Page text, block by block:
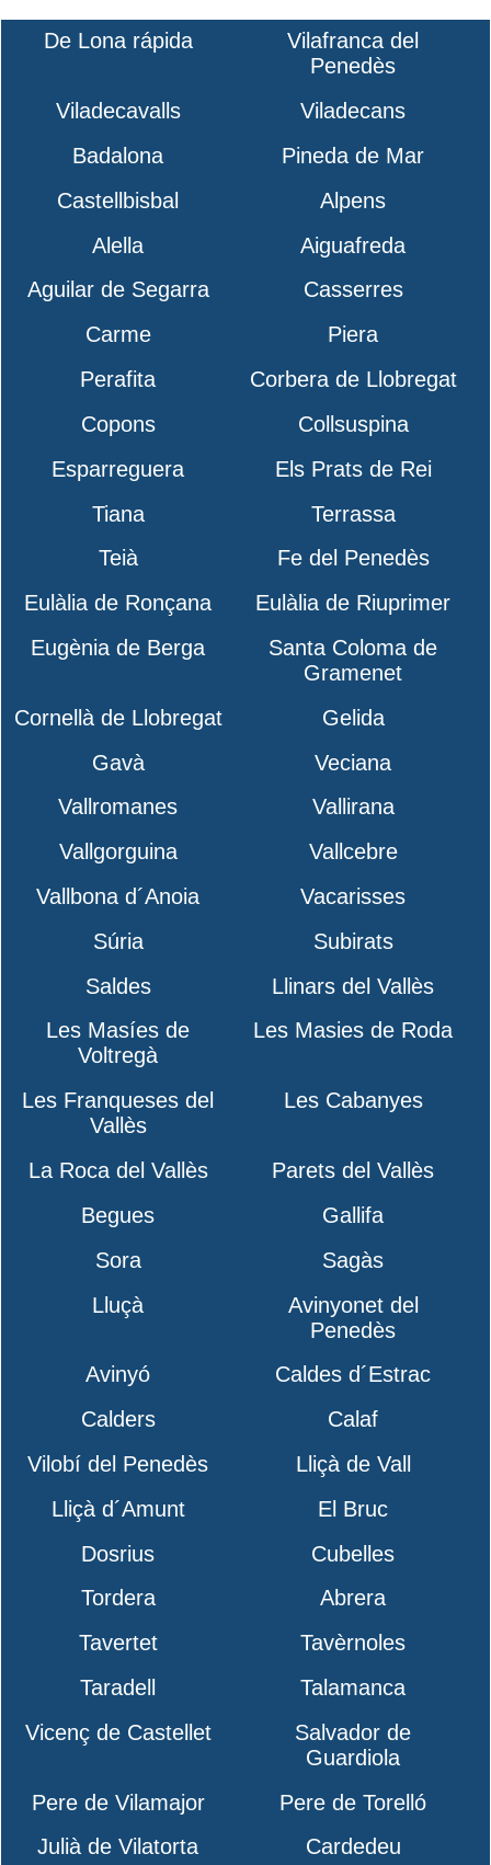
De Lona rápida
Vilafranca del
Penedès
Viladecavalls
Viladecans
Badalona
Pineda de Mar
Castellbisbal
Alpens
Alella
Aiguafreda
Aguilar de Segarra
Casserres
Carme
Piera
Perafita
Corbera de Llobregat
Copons
Collsuspina
Esparreguera
Els Prats de Rei
Tiana
Terrassa
Teià
Fe del Penedès
Eulàlia de Ronçana
Eulàlia de Riuprimer
Eugènia de Berga
Santa Coloma de
Gramenet
Cornellà de Llobregat
Gelida
Gavà
Veciana
Vallromanes
Vallirana
Vallgorguina
Vallcebre
Vallbona d´Anoia
Vacarisses
Súria
Subirats
Saldes
Llinars del Vallès
Les Masíes de
Voltregà
Les Masies de Roda
Les Franqueses del
Vallès
Les Cabanyes
La Roca del Vallès
Parets del Vallès
Begues
Gallifa
Sora
Sagàs
Lluçà
Avinyonet del
Penedès
Avinyó
Caldes d´Estrac
Calders
Calaf
Vilobí del Penedès
Lliçà de Vall
Lliçà d´Amunt
El Bruc
Dosrius
Cubelles
Tordera
Abrera
Tavertet
Tavèrnoles
Taradell
Talamanca
Vicenç de Castellet
Salvador de
Guardiola
Pere de Vilamajor
Pere de Torelló
Julià de Vilatorta
Cardedeu